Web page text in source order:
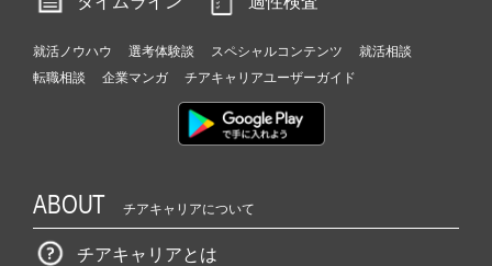
就活ノウハウ 選考体験談 スペシャルコンテンツ
就活相談
転職相談
企業マンガ チアキャリアユーザーガイド
ABOUT チアキャリアについて
チアキャリアとは